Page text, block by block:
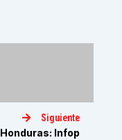
Siguiente
Honduras: Infop